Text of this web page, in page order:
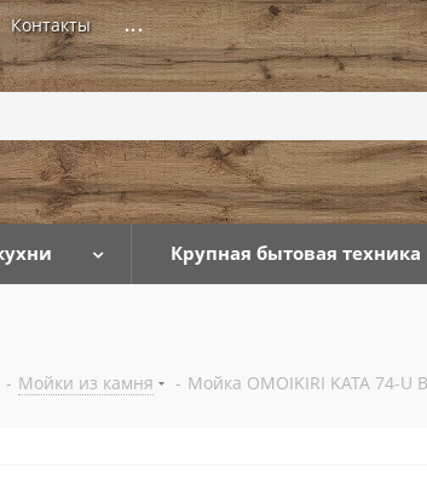
Контакты ...
Крупная бытовая техника
- Мойки из камня - Мойка OMOIKIRI KATA 74-U